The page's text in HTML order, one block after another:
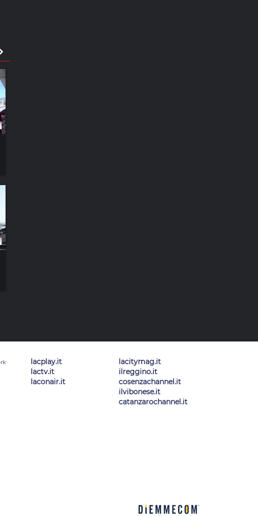
lacplay.it
lactv.it
laconair.it
lacitymag.it
ilreggino.it
cosenzachannel.it
ilvibonese.it
catanzarochannel.it